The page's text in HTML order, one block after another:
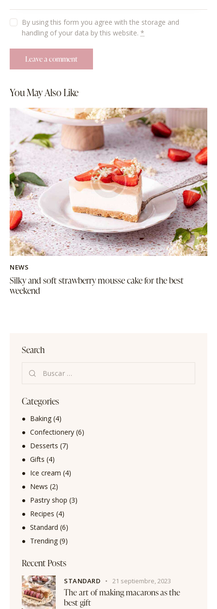
By using this form you agree with the storage and
handling of your data by this website.*
You May Also Like
NEWS
Silky and soft strawberry mousse cake for the best
weekend
Search
Categories
Baking(4)
Confectionery(6)
Desserts (7)
Gifts (4)
Ice cream (4)
News (2)
Pastry shop (3)
Recipes (4)
Standard (6)
Trending(9)
Recent Posts
STANDARD 21 septiembre, 2023
The art of making macarons as the
best gift